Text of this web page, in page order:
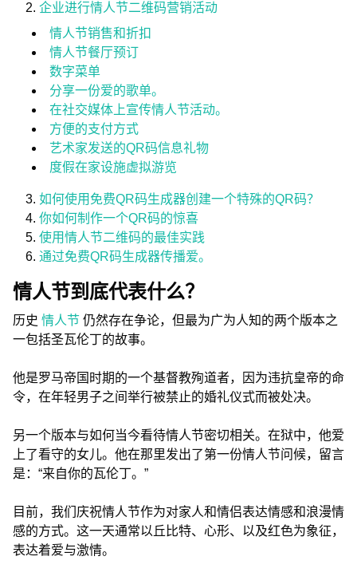
企业进行情人节二维码营销活动
情人节销售和折扣
情人节餐厅预订
数字菜单
分享一份爱的歌单。
在社交媒体上宣传情人节活动。
方便的支付方式
艺术家发送的QR码信息礼物
度假在家设施虚拟游览
如何使用免费QR码生成器创建一个特殊的QR码？
你如何制作一个QR码的惊喜
使用情人节二维码的最佳实践
通过免费QR码生成器传播爱。
情人节到底代表什么？
历史 情人节 仍然存在争论，但最为广为人知的两个版本之
一包括圣瓦伦丁的故事。
他是罗马帝国时期的一个基督教殉道者，因为违抗皇帝的命
令，在年轻男子之间举行被禁止的婚礼仪式而被处决。
另一个版本与如何当今看待情人节密切相关。在狱中，他爱
上了看守的女儿。他在那里发出了第一份情人节问候，留言
是：“来自你的瓦伦丁。”
目前，我们庆祝情人节作为对家人和情侣表达情感和浪漫情
感的方式。这一天通常以丘比特、心形、以及红色为象征，
表达着爱与激情。